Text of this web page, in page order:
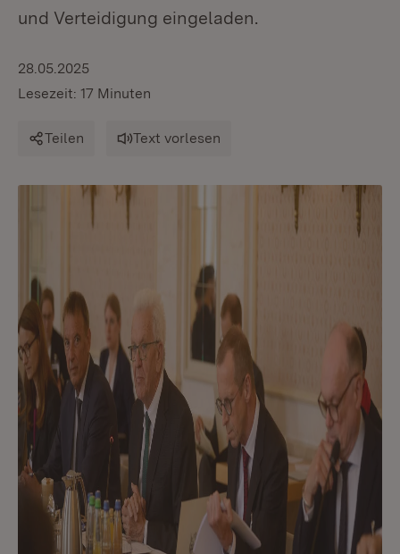
und Verteidigung eingeladen.
28.05.2025
Lesezeit: 17 Minuten
Teilen Text vorlesen